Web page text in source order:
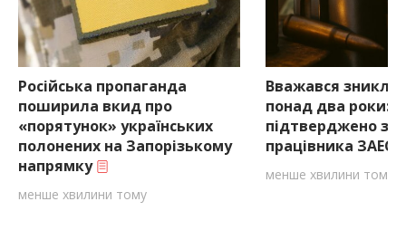
Російська пропаганда
поширила вкид про
«порятунок» українських
полонених на Запорізькому
напрямку
менше хвилини тому
Вважався
понад два роки:
підтверджено
працівника ЗАЕС
менше хвилини тому